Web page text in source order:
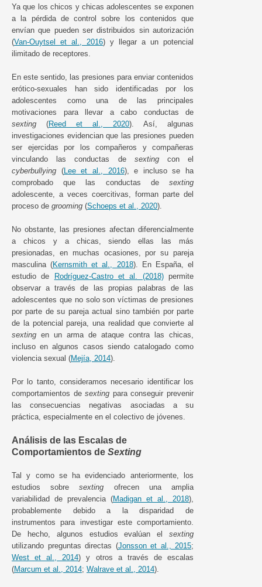
Ya que los chicos y chicas adolescentes se exponen
a la pérdida de control sobre los contenidos que
envían que pueden ser distribuidos sin autorización
(Van-Ouytsel et al., 2016) y llegar a un potencial
ilimitado de receptores.
En este sentido, las presiones para enviar contenidos
erótico-sexuales han sido identificadas por los
adolescentes como una de las principales
motivaciones para llevar a cabo conductas de
sexting (Reed et al., 2020). Así, algunas
investigaciones evidencian que las presiones pueden
ser ejercidas por los compañeros y compañeras
vinculando las conductas de sextingcon el
cyberbullying (Lee et al., 2016), e incluso se ha
comprobado que las conductas de sexting
adolescente, a veces coercitivas, forman parte del
proceso de grooming (Schoeps et al., 2020).
No obstante, las presiones afectan diferencialmente
a chicos y a chicas, siendo ellas las más
presionadas, en muchas ocasiones, por su pareja
masculina (Kernsmith et al., 2018). En España, el
estudio de Rodríguez-Castro et al. (2018)permite
observar a través de las propias palabras de las
adolescentes que no solo son víctimas de presiones
por parte de su pareja actual sino también por parte
de la potencial pareja, una realidad que convierte al
sexting en un arma de ataque contra las chicas,
incluso en algunos casos siendo catalogado como
violencia sexual (Mejía, 2014).
Por lo tanto, consideramos necesario identificar los
comportamientos desexting para conseguir prevenir
las consecuencias negativas asociadas a su
práctica, especialmente en el colectivo de jóvenes.
Análisis de las Escalas de
Comportamientos de Sexting
Tal y como se ha evidenciado anteriormente, los
estudios sobresexting ofrecen una amplia
variabilidad de prevalencia (Madigan et al., 2018),
probablemente debido a la disparidad de
instrumentos para investigar este comportamiento.
De hecho, algunos estudios evalúan el sexting
utilizando preguntas directas (Jonsson et al., 2015;
West et al., 2014) y otros a través de escalas
(Marcum et al., 2014; Walrave et al., 2014).